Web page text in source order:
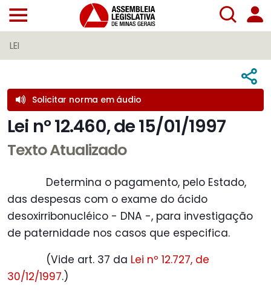
LEI
Lei nº 12.460, de 15/01/1997
Solicitar norma em áudio
Texto Atualizado
Determina o pagamento, pelo Estado,
das despesas com o exame do ácido
desoxirribonucléico - DNA -, para investigação
de paternidade nos casos que especifica.
(Vide art. 37 da Lei nº 12.727, de
30/12/1997.)